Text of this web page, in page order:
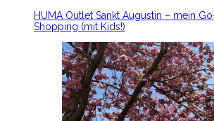
HUMA Outlet Sankt Augustin – mein
Shopping (mit Kids!)